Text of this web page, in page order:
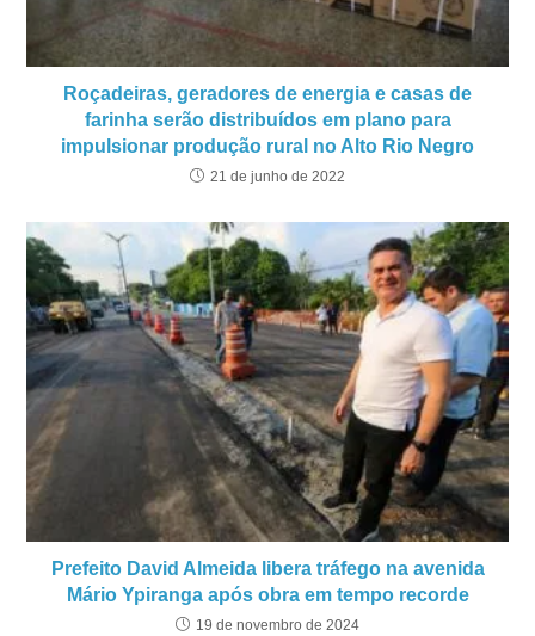
Roçadeiras, geradores de energia e casas de
farinha serão distribuídos em plano para
impulsionar produção rural no Alto Rio Negro
21 de junho de 2022
Prefeito David Almeida libera tráfego na avenida
Mário Ypiranga após obra em tempo recorde
19 de novembro de 2024